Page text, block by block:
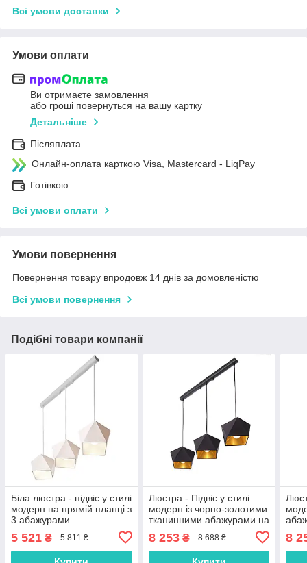
Всі умови доставки
Умови оплати
Ви отримаєте замовлення
або гроші повернуться на вашу картку
Детальніше
Післяплата
Онлайн-оплата карткою Visa, Mastercard - LiqPay
Готівкою
Всі умови оплати
Умови повернення
Повернення товару впродовж 14 днів за домовленістю
Всі умови повернення
Подібні товари компанії
Біла люстра - підвіс у стилі
модерн на прямій планці з
3 абажурами
5 521 ₴ 5 811 ₴
Люстра - Підвіс у стилі
модерн із чорно-золотими
тканинними абажурами на
8 253₴ 8 688 ₴ 8